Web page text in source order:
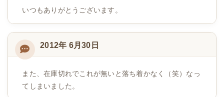
いつもありがとうございます。
2012年 6月30日
また、在庫切れでこれが無いと落ち着かなく（笑）なっ
てしまいました。